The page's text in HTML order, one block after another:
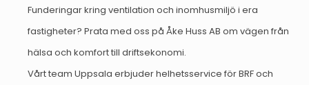
Funderingar kring ventilation och inomhusmiljö i era
fastigheter? Prata med oss på Åke Huss AB om vägen från
hälsa och komfort till driftsekonomi.
Vårt team Uppsala erbjuder helhetsservice för BRF och